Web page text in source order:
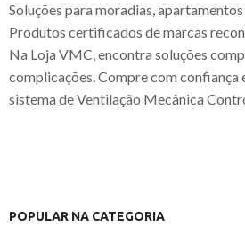
Soluções para moradias,
Produtos certificados de marcas
Na Loja VMC, encontra soluções
complicações. Compre com confiança
sistema de Ventilação Mecânica
POPULAR NA CATEGORIA